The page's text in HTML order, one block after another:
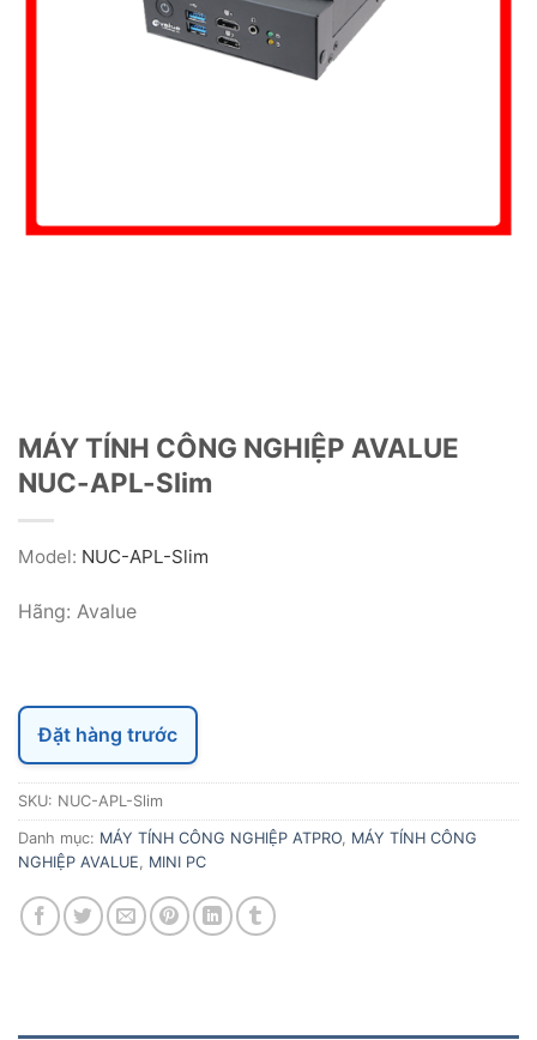
MÁY TÍNH CÔNG NGHIỆP AVALUE
NUC-APL-Slim
Model: NUC-APL-Slim
Hãng: Avalue
Đặt hàng trước
SKU: NUC-APL-Slim
Danh mục: MÁY TÍNH CÔNG NGHIỆP ATPRO, MÁY TÍNH CÔNG
NGHIỆP AVALUE, MINI PC